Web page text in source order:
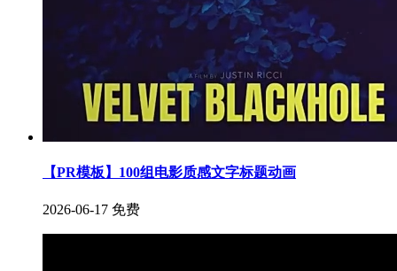
【PR模板】100组电影质感文字标题动画
2026-06-17 免费